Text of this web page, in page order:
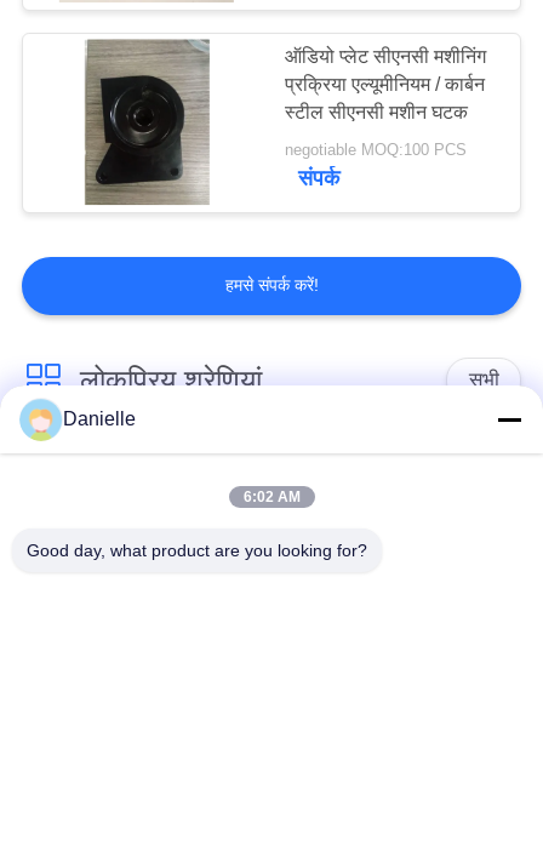
ऑडियो प्लेट सीएनसी मशीनिंग
प्रक्रिया एल्यूमीनियम / कार्बन
स्टील सीएनसी मशीन घटक
negotiable MOQ:100 PCS
संपर्क
हमसे संपर्क करें!
लोकप्रिय श्रेणियां सभी
एल्यूमीनियम सीएनसी
Danielle
6:02 AM
Good day, what product are you looking for?